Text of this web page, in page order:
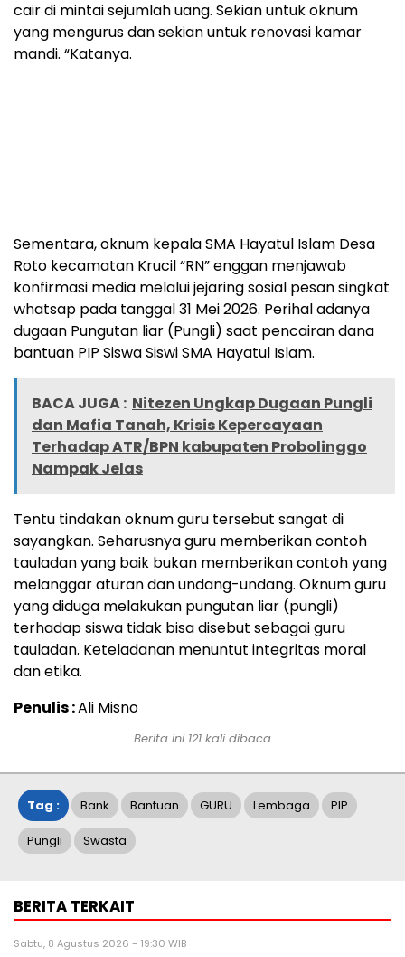
cair di mintai sejumlah uang. Sekian untuk oknum
yang mengurus dan sekian untuk renovasi kamar
mandi. “Katanya.
Sementara, oknum kepala SMA Hayatul Islam Desa
Roto kecamatan Krucil “RN” enggan menjawab
konfirmasi media melalui jejaring sosial pesan singkat
whatsap pada tanggal 31 Mei 2026. Perihal adanya
dugaan Pungutan liar (Pungli) saat pencairan dana
bantuan PIP Siswa Siswi SMA Hayatul Islam.
BACA JUGA : Nitezen Ungkap Dugaan Pungli
dan Mafia Tanah, Krisis Kepercayaan
Terhadap ATR/BPN kabupaten Probolinggo
Nampak Jelas
Tentu tindakan oknum guru tersebut sangat di
sayangkan. Seharusnya guru memberikan contoh
tauladan yang baik bukan memberikan contoh yang
melanggar aturan dan undang-undang. Oknum guru
yang diduga melakukan pungutan liar (pungli)
terhadap siswa tidak bisa disebut sebagai guru
tauladan. Keteladanan menuntut integritas moral
dan etika.
Penulis :Ali Misno
Berita ini 121 kali dibaca
Tag : Bank Bantuan GURU Lembaga PIP
Pungli Swasta
BERITA TERKAIT
Sabtu, 8 Agustus 2026 - 19:30 WIB